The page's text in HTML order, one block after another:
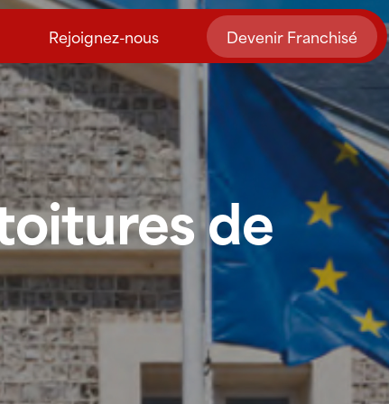
Rejoignez-nous Devenir Franchisé
de